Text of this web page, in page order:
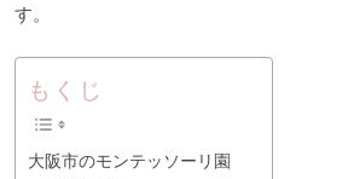
す。
もくじ
大阪市のモンテッソーリ園